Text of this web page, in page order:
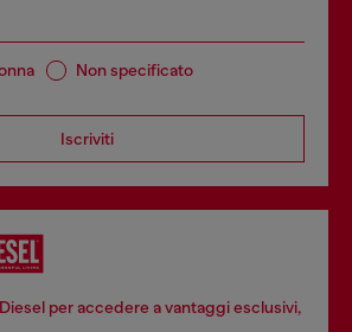
Non specificato
Iscriviti
per accedere a vantaggi esclusivi,